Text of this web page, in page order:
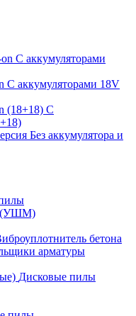
С аккумуляторами
С аккумуляторами 18V
С
Без аккумулятора и
(УШМ)
бетона
арматуры
Дисковые пилы